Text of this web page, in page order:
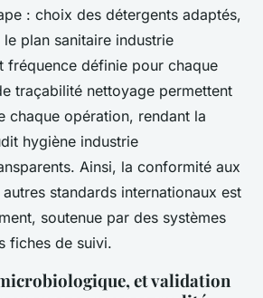
: choix des détergents adaptés,
plan sanitaire industrie
fréquence définie pour chaque
traçabilité nettoyage permettent
chaque opération, rendant la
hygiène industrie
Ainsi, la conformité aux
standards internationaux est
soutenue par des systèmes
fiches de suivi.
et validation